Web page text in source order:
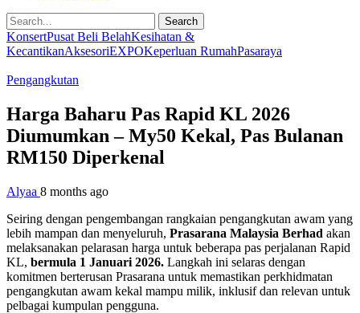
Search
KonsertPusat Beli BelahKesihatan &
KecantikanAksesoriEXPOKeperluan RumahPasaraya
Pengangkutan
Harga Baharu Pas Rapid KL 2026
Diumumkan – My50 Kekal, Pas Bulanan
RM150 Diperkenal
Alyaa 8 months ago
Seiring dengan pengembangan rangkaian pengangkutan awam yang
lebih mampan dan menyeluruh, Prasarana Malaysia Berhad akan
melaksanakan pelarasan harga untuk beberapa pas perjalanan Rapid
KL, bermula 1 Januari 2026. Langkah ini selaras dengan
komitmen berterusan Prasarana untuk memastikan perkhidmatan
pengangkutan awam kekal mampu milik, inklusif dan relevan untuk
pelbagai kumpulan pengguna.